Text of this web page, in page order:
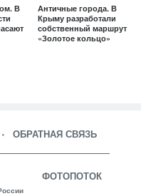
В
Античные города. В
Крыму разработали
собственный маршрут
«Золотое кольцо»
ОБРАТНАЯ СВЯЗЬ
ФОТОПОТОК